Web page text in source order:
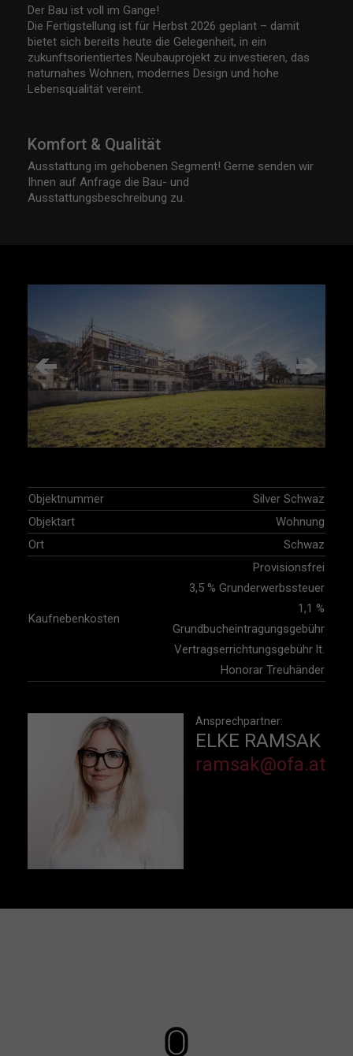
Der Bau ist voll im Gange!
Die Fertigstellung ist für Herbst 2026 geplant – damit
bietet sich bereits heute die Gelegenheit, in ein
zukunftsorientiertes Neubauprojekt zu investieren, das
naturnahes Wohnen, modernes Design und hohe
Lebensqualität vereint.
Komfort & Qualität
Ausstattung im gehobenen Segment! Gerne senden wir
Ihnen auf Anfrage die Bau- und
Ausstattungsbeschreibung zu.
Objektnummer
Silver Schwaz
Objektart
Wohnung
Ort
Schwaz
Kaufnebenkosten
Provisionsfrei
3,5 % Grunderwerbssteuer
1,1 %
Grundbucheintragungsgebühr
Vertragserrichtungsgebühr lt.
Honorar Treuhänder
Ansprechpartner:
ELKE RAMSAK
ramsak@ofa.at